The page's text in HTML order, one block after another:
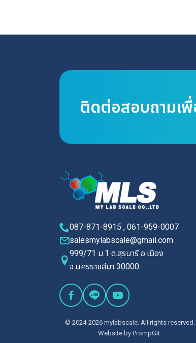
ติดต่อสอบถามเ
087-871-8915 , 061-959-0007
salesmylabscale@gmail.com
999/71 ม.1 ต.สุรนารี อ.เมือง
จ.นครราชสีมา 30000
© 2024-2026 mylabscale. All rights reserved.
Website byPrompGit.